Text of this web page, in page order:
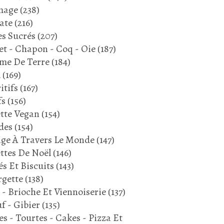
CHAIR À SAUCISSE
FÉVRIER 2024
CHOU FARCI
CHOU VERT
CHAIR À SAUCISSE
(238)
(216)
Sucrés (207)
- Chapon - Coq - Oie(187)
De Terre(184)
(169)
(167)
(156)
Vegan (154)
(154)
À Travers Le Monde(147)
De Noël(146)
Et Biscuits (143)
(138)
Brioche Et Viennoiserie(137)
- Gibier (135)
- Tourtes - Cakes - Pizza Et